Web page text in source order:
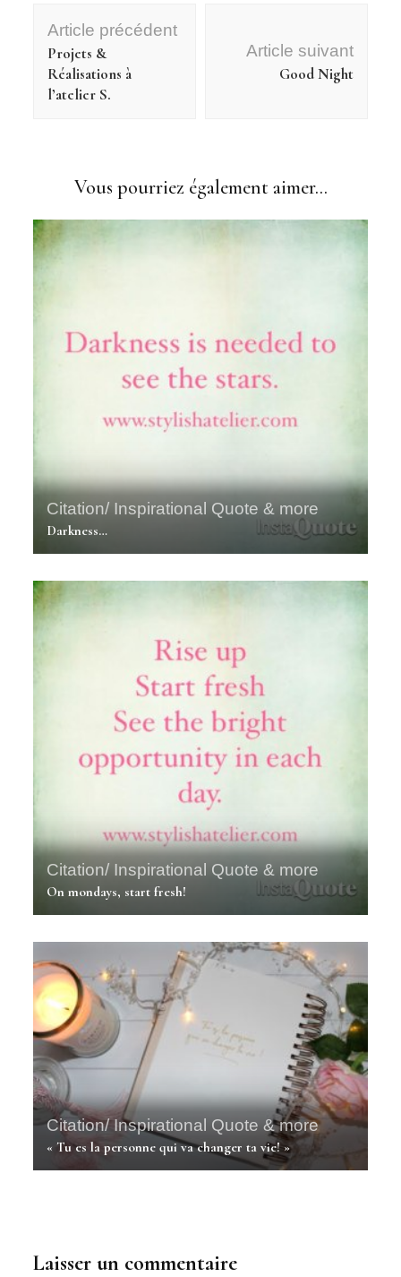
Navigation
d'article
Article précédent
Projets &
Réalisations à
l’atelier S.
Article suivant
Good Night
Vous pourriez également aimer...
Citation/ Inspirational Quote & more
Darkness…
Citation/ Inspirational Quote & more
On mondays, start fresh!
Citation/ Inspirational Quote & more
« Tu es la personne qui va changer ta vie! »
Laisser un commentaire